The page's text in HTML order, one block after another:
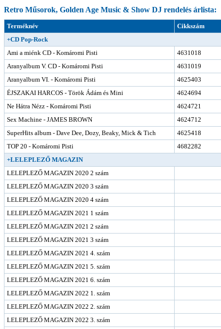
Retro Műsorok, Golden Age Music & Show DJ rendelés árlista:
Terméknév
Cikkszám
+CD Pop-Rock
Ami a miénk CD - Komáromi Pisti
4631018
Aranyalbum V. CD - Komáromi Pisti
4631019
Aranyalbum VI. - Komáromi Pisti
4625403
ÉJSZAKAI HARCOS - Török Ádám és Mini
4624694
Ne Hátra Nézz - Komáromi Pisti
4624721
Sex Machine - JAMES BROWN
4624712
SuperHits album - Dave Dee, Dozy, Beaky, Mick & Tich
4625418
TOP 20 - Komáromi Pisti
4682282
+LELEPLEZŐ MAGAZIN
LELEPLEZŐ MAGAZIN 2020 2 szám
LELEPLEZŐ MAGAZIN 2020 3 szám
LELEPLEZŐ MAGAZIN 2020 4 szám
LELEPLEZŐ MAGAZIN 2021 1 szám
LELEPLEZŐ MAGAZIN 2021 2 szám
LELEPLEZŐ MAGAZIN 2021 3 szám
LELEPLEZŐ MAGAZIN 2021 4. szám
LELEPLEZŐ MAGAZIN 2021 5. szám
LELEPLEZŐ MAGAZIN 2021 6. szám
LELEPLEZŐ MAGAZIN 2022 1. szám
LELEPLEZŐ MAGAZIN 2022 2. szám
LELEPLEZŐ MAGAZIN 2022 3. szám